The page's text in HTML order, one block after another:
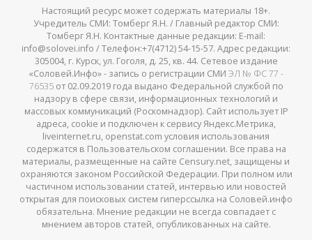
Настоящий ресурс может содержать материалы 18+.
Учредитель СМИ: Томберг Я.Н. / Главный редактор СМИ:
Томберг Я.Н. Контактные данные редакции: E-mail:
info@solovei.info / Телефон:+7(4712) 54-15-57. Адрес редакции:
305004, г. Курск, ул. Гоголя, д. 25, кв. 44. Сетевое издание
«Соловей.Инфо» - запись о регистрации СМИ ЭЛ № ФС 77 -
76535от 02.09.2019 года выдано Федеральной службой по
надзору в сфере связи, информационных технологий и
массовых коммуникаций (Роскомнадзор). Сайт использует IP
адреса, cookie и подключен к сервису Яндекс.Метрика,
liveinternet.ru, openstat.com условия использования
содержатся в Пользовательском соглашении. Все права на
материалы, размещенные на сайте Censury.net, защищены и
охраняются законом Российской Федерации. При полном или
частичном использовании статей, интервью или новостей
открытая для поисковых систем гиперссылка на Соловей.инфо
обязательна. Мнение редакции не всегда совпадает с
мнением авторов статей, опубликованных на сайте.